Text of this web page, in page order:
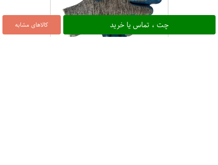
کالاهای مشابه چت ، تماس یا خرید
دستکش کار ایمنی مدل ژله ای استاد کار